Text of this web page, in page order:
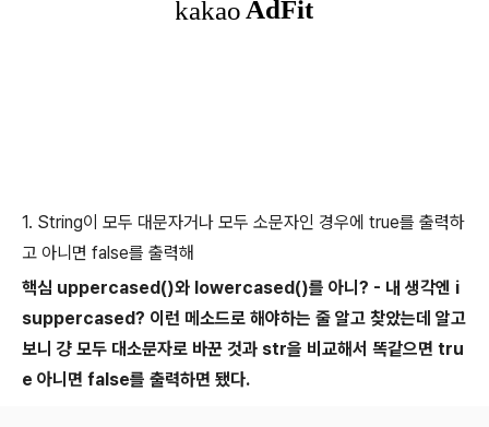
1. String이 모두 대문자거나 모두 소문자인 경우에 true를 출력하
고 아니면 false를 출력해
핵심 uppercased()와 lowercased()를 아니? - 내 생각엔 i
suppercased? 이런 메소드로 해야하는 줄 알고 찾았는데 알고
보니 걍 모두 대소문자로 바꾼 것과 str을 비교해서 똑같으면 tru
e 아니면 false를 출력하면 됐다.